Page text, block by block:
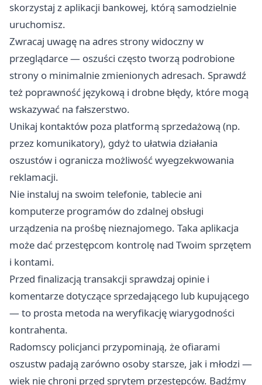
skorzystaj z aplikacji bankowej, którą samodzielnie
uruchomisz.
Zwracaj uwagę na adres strony widoczny w
przeglądarce — oszuści często tworzą podrobione
strony o minimalnie zmienionych adresach. Sprawdź
też poprawność językową i drobne błędy, które mogą
wskazywać na fałszerstwo.
Unikaj kontaktów poza platformą sprzedażową (np.
przez komunikatory), gdyż to ułatwia działania
oszustów i ogranicza możliwość wyegzekwowania
reklamacji.
Nie instaluj na swoim telefonie, tablecie ani
komputerze programów do zdalnej obsługi
urządzenia na prośbę nieznajomego. Taka aplikacja
może dać przestępcom kontrolę nad Twoim sprzętem
i kontami.
Przed finalizacją transakcji sprawdzaj opinie i
komentarze dotyczące sprzedającego lub kupującego
— to prosta metoda na weryfikację wiarygodności
kontrahenta.
Radomscy policjanci przypominają, że ofiarami
oszustw padają zarówno osoby starsze, jak i młodzi —
wiek nie chroni przed sprytem przestępców. Bądźmy